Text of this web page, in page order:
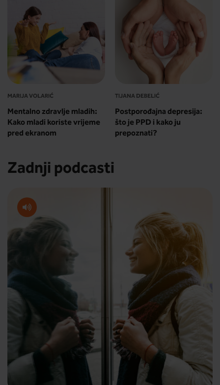
MARIJA VOLARIĆ
Mentalno zdravlje mladih:
Kako mladi koriste vrijeme
pred ekranom
TIJANA DEBELIĆ
Postporođajna depresija:
što je PPD i kako ju
prepoznati?
Zadnji podcasti